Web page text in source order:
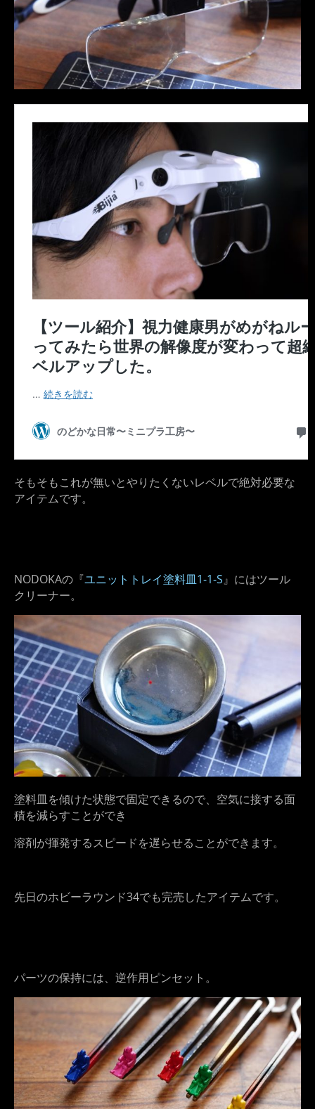
そもそもこれが無いとやりたくないレベルで絶対必要な
アイテムです。
NODOKAの『ユニットトレイ塗料皿1-1-S』にはツール
クリーナー。
塗料皿を傾けた状態で固定できるので、空気に接する面
積を減らすことができ
溶剤が揮発するスピードを遅らせることができます。
先日のホビーラウンド34でも完売したアイテムです。
パーツの保持には、逆作用ピンセット。